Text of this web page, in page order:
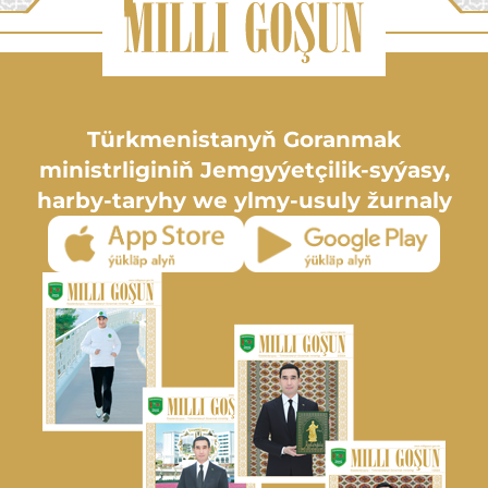
Türkmenistanyň Goranmak
ministrliginiň Jemgyýetçilik-syýasy,
harby-taryhy we ylmy-usuly žurnaly